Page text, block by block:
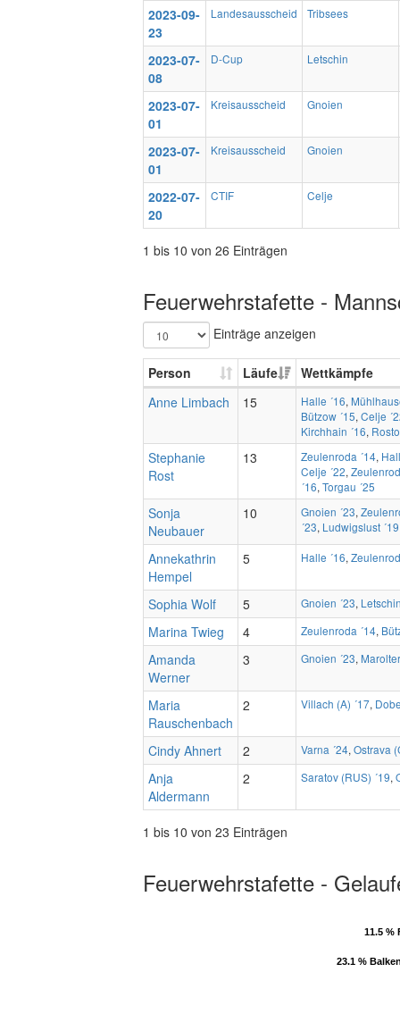
2023-09-
23
Landesausscheid Tribsees
2023-07-
08
D-Cup Letschin
2023-07-
01
Kreisausscheid Gnoien
2023-07-
01
Kreisausscheid Gnoien
2022-07-
20
CTIF Celje
1 bis 10 von 26 Einträgen
Feuerwehrstafette -
Einträge anzeigen
Person Läufe
Wettkämpfe
Anne Limbach
15 Halle ´16,
Bützow ´15, Celje
Kirchhain ´16,
Stephanie
Rost
13 Zeulenroda ´14,
Celje ´22,
´16, Torgau ´25
Sonja
Neubauer
10 Gnoien ´23,
´23, Ludwigslust ´19
Annekathrin
Hempel
5 Halle ´16,
Sophia Wolf 5 Gnoien ´23,
Marina Twieg 4 Zeulenroda ´14,
Amanda
Werner
3 Gnoien ´23,
Maria
Rauschenbach
2 Villach (A) ´17,
Cindy Ahnert 2 Varna ´24, Ostrava
Anja
Aldermann
2 Saratov (RUS) ´19,
1 bis 10 von 23 Einträgen
Feuerwehrstafette -
23.1 %
23.1 %
11.5 %
11.5 %